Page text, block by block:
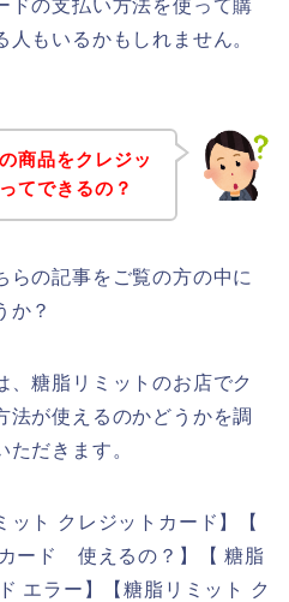
ドの支払い方法を使って購
もいるかもしれません。
商品をクレジッ
てできるの？
らの記事をご覧の方の中に
か？
、糖脂リミットのお店でク
法が使えるのかどうかを調
だきます。
ット クレジットカード】【
ード 使えるの？】【 糖脂
エラー】【糖脂リミット ク